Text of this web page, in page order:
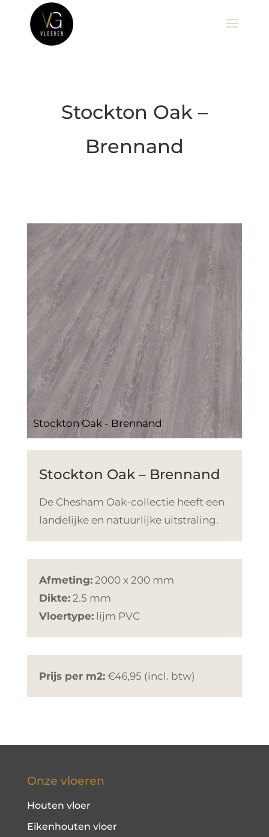
Stockton Oak –
Brennand
Stockton Oak - Brennand
Stockton Oak – Brennand
De Chesham Oak-collectie heeft een
landelijke en natuurlijke uitstraling.
Afmeting:2000 x 200 mm
Dikte:2.5 mm
Vloertype:lijm PVC
Prijs per m2:€46,95 (incl. btw)
Onze vloeren
Houten vloer
Eikenhouten vloer